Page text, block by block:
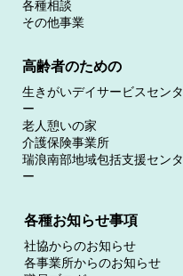
各種相談
その他事業
高齢者のための
生きがいデイサービスセンタ
ー
老人憩いの家
介護保険事業所
瑞浪南部地域包括支援センタ
ー
各種お知らせ事項
社協からのお知らせ
各事業所からのお知らせ